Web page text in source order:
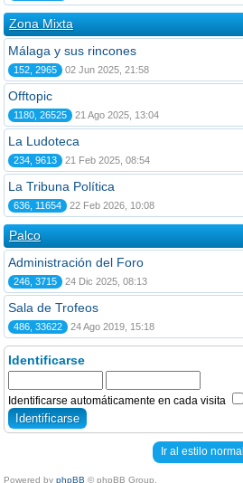
Zona Mixta
Málaga y sus rincones
152, 2965 02 Jun 2025, 21:58
Offtopic
1180, 26525 21 Ago 2025, 13:04
La Ludoteca
234, 9613 21 Feb 2025, 08:54
La Tribuna Política
636, 11654 22 Feb 2026, 10:08
Palco
Administración del Foro
246, 3715 24 Dic 2025, 08:13
Sala de Trofeos
486, 33622 24 Ago 2019, 15:18
Identificarse
Identificarse automáticamente en cada visita
Ir al estilo normal
Powered by phpBB © phpBB Group.